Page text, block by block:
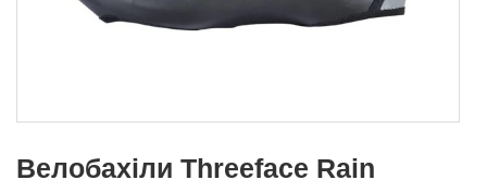
Велобахіли Threeface Rain